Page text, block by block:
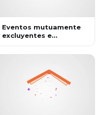
Eventos mutuamente
excluyentes e